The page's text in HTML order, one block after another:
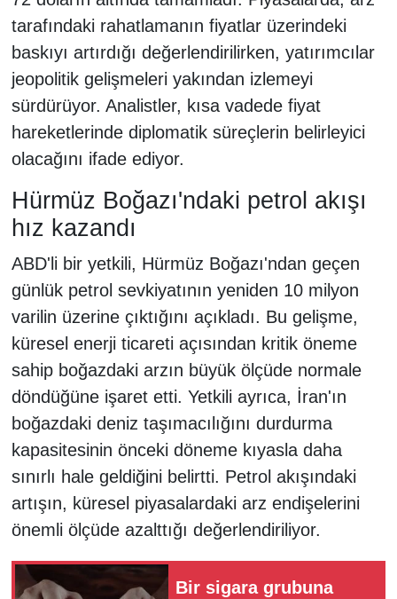
tarafındaki rahatlamanın fiyatlar üzerindeki
baskıyı artırdığı değerlendirilirken, yatırımcılar
jeopolitik gelişmeleri yakından izlemeyi
sürdürüyor. Analistler, kısa vadede fiyat
hareketlerinde diplomatik süreçlerin belirleyici
olacağını ifade ediyor.
Hürmüz Boğazı'ndaki petrol akışı
hız kazandı
ABD'li bir yetkili, Hürmüz Boğazı'ndan geçen
günlük petrol sevkiyatının yeniden 10 milyon
varilin üzerine çıktığını açıkladı. Bu gelişme,
küresel enerji ticareti açısından kritik öneme
sahip boğazdaki arzın büyük ölçüde normale
döndüğüne işaret etti. Yetkili ayrıca, İran'ın
boğazdaki deniz taşımacılığını durdurma
kapasitesinin önceki döneme kıyasla daha
sınırlı hale geldiğini belirtti. Petrol akışındaki
artışın, küresel piyasalardaki arz endişelerini
önemli ölçüde azalttığı değerlendiriliyor.
Bir sigara grubuna